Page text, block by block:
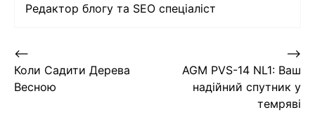
Редактор блогу та SEO спеціаліст
Навігація
записів
⟵
Коли Садити Дерева
Весною
AGM PVS-14 NL1: Ваш
надійний спутник у
темряві
⟶